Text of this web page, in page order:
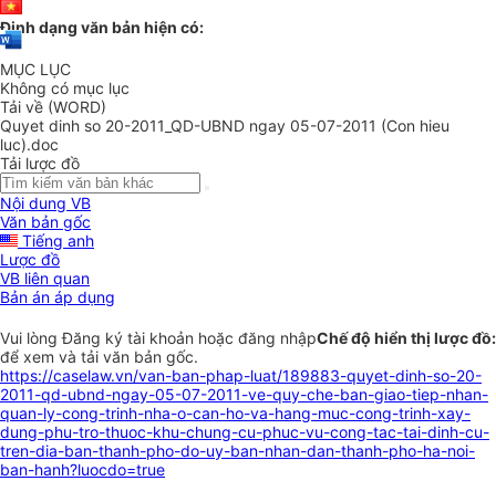
Định dạng văn bản hiện có:
MỤC LỤC
Không có mục lục
Tải về (WORD)
Quyet dinh so 20-2011_QD-UBND ngay 05-07-2011 (Con hieu
luc).doc
Tải lược đồ
Nội dung VB
Văn bản gốc
Tiếng anh
Lược đồ
VB liên quan
Bản án áp dụng
Chế độ hiển thị lược đồ:
Vui lòngĐăng ký tài khoản hoặc đăng nhập
để xem và tải văn bản gốc.
https://caselaw.vn/van-ban-phap-luat/189883-quyet-dinh-so-20-
2011-qd-ubnd-ngay-05-07-2011-ve-quy-che-ban-giao-tiep-nhan-
quan-ly-cong-trinh-nha-o-can-ho-va-hang-muc-cong-trinh-xay-
dung-phu-tro-thuoc-khu-chung-cu-phuc-vu-cong-tac-tai-dinh-cu-
tren-dia-ban-thanh-pho-do-uy-ban-nhan-dan-thanh-pho-ha-noi-
ban-hanh?luocdo=true